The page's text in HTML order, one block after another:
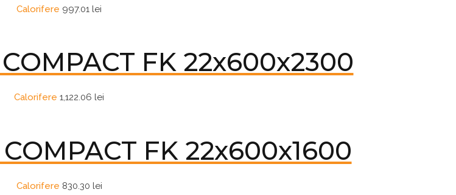
Calorifere 997.01 lei
FK 22x600x2300
Calorifere 1,122.06 lei
FK 22x600x1600
Calorifere 830.30 lei